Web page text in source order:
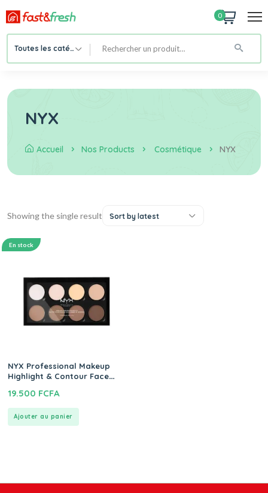
0
Toutes les catégories
NYX
Accueil Nos Products Cosmétique NYX
Showing the single result Sort by latest
En stock
NYX Professional Makeup
Highlight & Contour Face
19.500 FCFA
Ajouter au panier